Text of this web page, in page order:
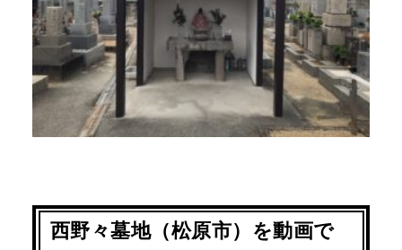
西野々墓地（松原市）を動画で